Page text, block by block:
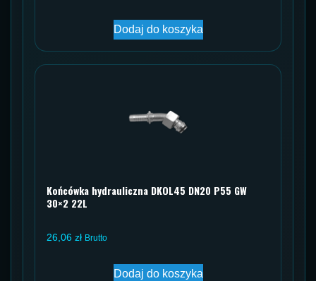
Dodaj do koszyka
Końcówka hydrauliczna DKOL45 DN20 P55 GW
30×2 22L
26,06 zł Brutto
Dodaj do koszyka